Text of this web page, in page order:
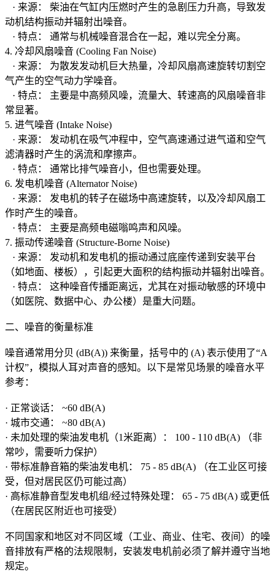
· 来源： 柴油在气缸内压燃时产生的急剧压力升高，导致发
动机结构振动并辐射出噪音。
· 特点： 通常与机械噪音混合在一起，难以完全分离。
4. 冷却风扇噪音 (Cooling Fan Noise)
· 来源： 为散发发动机巨大热量，冷却风扇高速旋转切割空
气产生的空气动力学噪音。
· 特点： 主要是中高频风噪，流量大、转速高的风扇噪音非
常显著。
5. 进气噪音 (Intake Noise)
· 来源： 发动机在吸气冲程中，空气高速通过进气道和空气
滤清器时产生的涡流和摩擦声。
· 特点： 通常比排气噪音小，但也需要处理。
6. 发电机噪音 (Alternator Noise)
· 来源： 发电机的转子在磁场中高速旋转，以及冷却风扇工
作时产生的噪音。
· 特点： 主要是高频电磁嗡鸣声和风噪。
7. 振动传递噪音 (Structure-Borne Noise)
· 来源： 发动机和发电机的振动通过底座传递到安装平台
（如地面、楼板），引起更大面积的结构振动并辐射出噪音。
· 特点： 这种噪音传播距离远，尤其在对振动敏感的环境中
（如医院、数据中心、办公楼）是重大问题。
二、噪音的衡量标准
噪音通常用分贝 (dB(A)) 来衡量，括号中的 (A) 表示使用了“A
计权”，模拟人耳对声音的感知。以下是常见场景的噪音水平
参考：
· 正常谈话： ~60 dB(A)
· 城市交通： ~80 dB(A)
· 未加处理的柴油发电机（1米距离）： 100 - 110 dB(A) （非
常吵，需要听力保护）
· 带标准静音箱的柴油发电机： 75 - 85 dB(A) （在工业区可接
受，但对居民区仍可能过高）
· 高标准静音型发电机组/经过特殊处理： 65 - 75 dB(A) 或更低
（在居民区附近也可接受）
不同国家和地区对不同区域（工业、商业、住宅、夜间）的噪
音排放有严格的法规限制，安装发电机前必须了解并遵守当地
规定。